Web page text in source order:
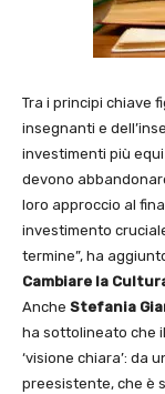
Tra i principi chiave
insegnanti e
investimenti più equi
devono
loro approccio al
investimento
termine”, ha
Cambiare la
Anche Stefania
ha sottolineato che
‘visione chiara’: da
preesistente, che è